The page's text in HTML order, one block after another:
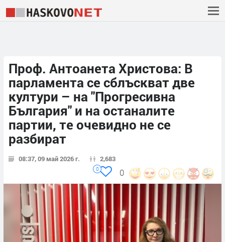
Проф. Антоанета Христова: В
парламента се сблъскват две
култури – на "Прогресивна
България" и на останалите
партии, те очевидно не се
разбират
08:37, 09 май 2026 г. 2,683
0
0